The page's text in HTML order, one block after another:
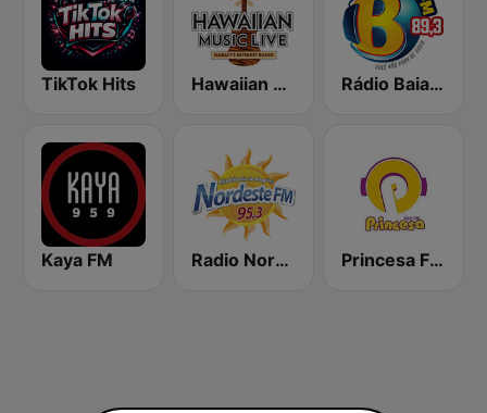
TikTok Hits Hawaiian Music Live Rádio Baiana FM
Kaya FM Radio Nordeste 95.3 FM Princesa FM 96.9